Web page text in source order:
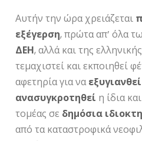
Αυτήν την ώρα χρειάζεται
εξέγερση, πρώτα απ’ όλα
ΔΕΗ, αλλά και της
τεμαχιστεί και εκποιηθεί
αφετηρία για ναεξυγιανθεί
ανασυγκροτηθεί η ίδια
τομέας σε δημόσια
από τα καταστροφικά